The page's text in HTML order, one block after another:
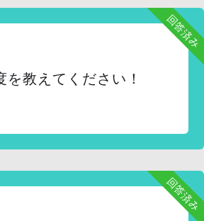
回答済み
を教えてください！
回答済み